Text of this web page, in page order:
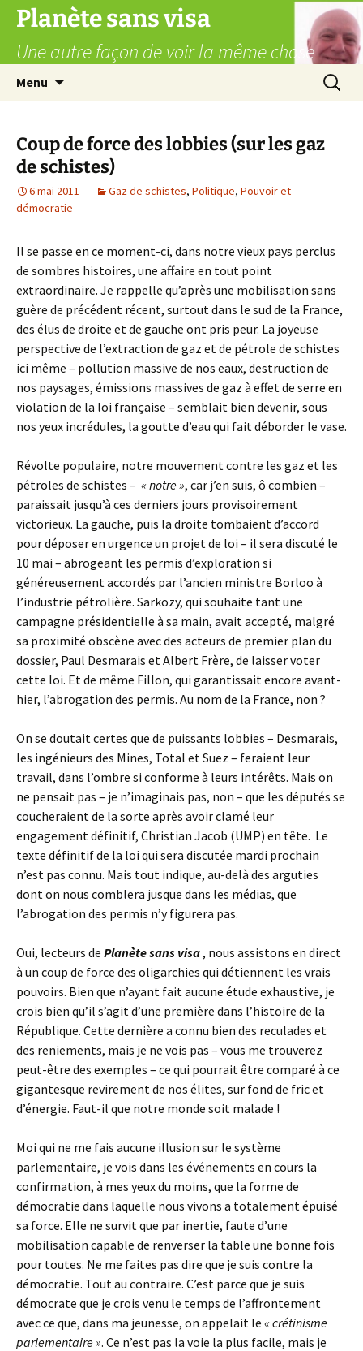
Aller
contenu
Planète sans visa
Une autre façon de voir la même chose
Menu
Coup de force des lobbies (sur les gaz
de schistes)
6 mai 2011 Gaz de schistes, Politique, Pouvoir et
démocratie
Il se passe en ce moment-ci, dans notre vieux pays perclus
de sombres histoires, une affaire en tout point
extraordinaire. Je rappelle qu’après une mobilisation sans
guère de précédent récent, surtout dans le sud de la France,
des élus de droite et de gauche ont pris peur. La joyeuse
perspective de l’extraction de gaz et de pétrole de schistes
ici même – pollution massive de nos eaux, destruction de
nos paysages, émissions massives de gaz à effet de serre en
violation de la loi française – semblait bien devenir, sous
nos yeux incrédules, la goutte d’eau qui fait déborder le vase.
Révolte populaire, notre mouvement contre les gaz et les
pétroles de schistes – « notre », car j’en suis, ô combien –
paraissait jusqu’à ces derniers jours provisoirement
victorieux. La gauche, puis la droite tombaient d’accord
pour déposer en urgence un projet de loi – il sera discuté le
10 mai – abrogeant les permis d’exploration si
généreusement accordés par l’ancien ministre Borloo à
l’industrie pétrolière. Sarkozy, qui souhaite tant une
campagne présidentielle à sa main, avait accepté, malgré
sa proximité obscène avec des acteurs de premier plan du
dossier, Paul Desmarais et Albert Frère, de laisser voter
cette loi. Et de même Fillon, qui garantissait encore avant-
hier, l’abrogation des permis. Au nom de la France, non ?
On se doutait certes que de puissants lobbies – Desmarais,
les ingénieurs des Mines, Total et Suez – feraient leur
travail, dans l’ombre si conforme à leurs intérêts. Mais on
ne pensait pas – je n’imaginais pas, non – que les députés se
coucheraient de la sorte après avoir clamé leur
engagement définitif, Christian Jacob (UMP) en tête. Le
texte définitif de la loi qui sera discutée mardi prochain
n’est pas connu. Mais tout indique, au-delà des arguties
dont on nous comblera jusque dans les médias, que
l’abrogation des permis n’y figurera pas.
Oui, lecteurs de Planète sans visa, nous assistons en direct
à un coup de force des oligarchies qui détiennent les vrais
pouvoirs. Bien que n’ayant fait aucune étude exhaustive, je
crois bien qu’il s’agit d’une première dans l’histoire de la
République. Cette dernière a connu bien des reculades et
des reniements, mais je ne vois pas – vous me trouverez
peut-être des exemples – ce qui pourrait être comparé à ce
gigantesque revirement de nos élites, sur fond de fric et
d’énergie. Faut-il que notre monde soit malade !
Moi qui ne me fais aucune illusion sur le système
parlementaire, je vois dans les événements en cours la
confirmation, à mes yeux du moins, que la forme de
démocratie dans laquelle nous vivons a totalement épuisé
sa force. Elle ne survit que par inertie, faute d’une
mobilisation capable de renverser la table une bonne fois
pour toutes. Ne me faites pas dire que je suis contre la
démocratie. Tout au contraire. C’est parce que je suis
démocrate que je crois venu le temps de l’affrontement
avec ce que, dans ma jeunesse, on appelait le « crétinisme
parlementaire ». Ce n’est pas la voie la plus facile, mais je